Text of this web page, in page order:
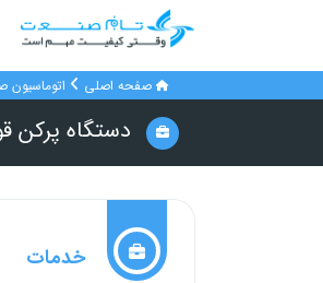
صفحه اصلی اتوماسیون
دستگاه پرکن
خدمات